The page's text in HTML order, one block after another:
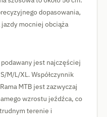
dopasowania,
mocniej obciąża
jest najczęściej
M/L/XL. Współczynnik
MTB jest zazwyczaj
wzrostu jeźdźca, co
terenie i